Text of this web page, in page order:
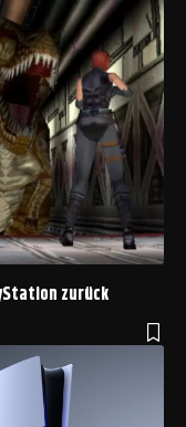
zurück